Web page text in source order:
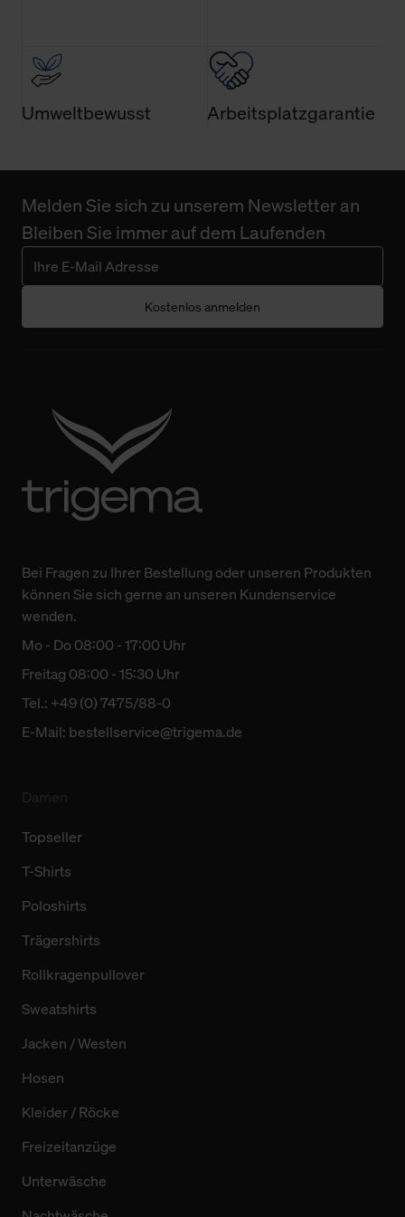
Umweltbewusst Arbeitsplatzgarantie
Melden Sie sich zu unserem Newsletter an
Bleiben Sie immer auf dem Laufenden
Kostenlos anmelden
Bei Fragen zu Ihrer Bestellung oder unseren Produkten
können Sie sich gerne an unseren Kundenservice
wenden.
Mo - Do 08:00 - 17:00 Uhr
Freitag 08:00 - 15:30 Uhr
Tel.: +49 (0) 7475/88-0
E-Mail: bestellservice@trigema.de
Topseller
T-Shirts
Poloshirts
Trägershirts
Rollkragenpullover
Sweatshirts
Jacken / Westen
Hosen
Kleider / Röcke
Freizeitanzüge
Unterwäsche